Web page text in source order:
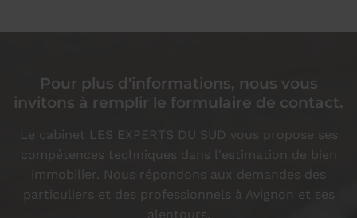
Pour plus d'informations, nous vous
invitons à remplir le formulaire de contact.
Le cabinet LES EXPERTS DU SUD vous propose ses
compétences techniques dans l'estimation de bien
immobilier. Nous répondons aux demandes des
particuliers et des professionnels à Avignon et ses
alentours.